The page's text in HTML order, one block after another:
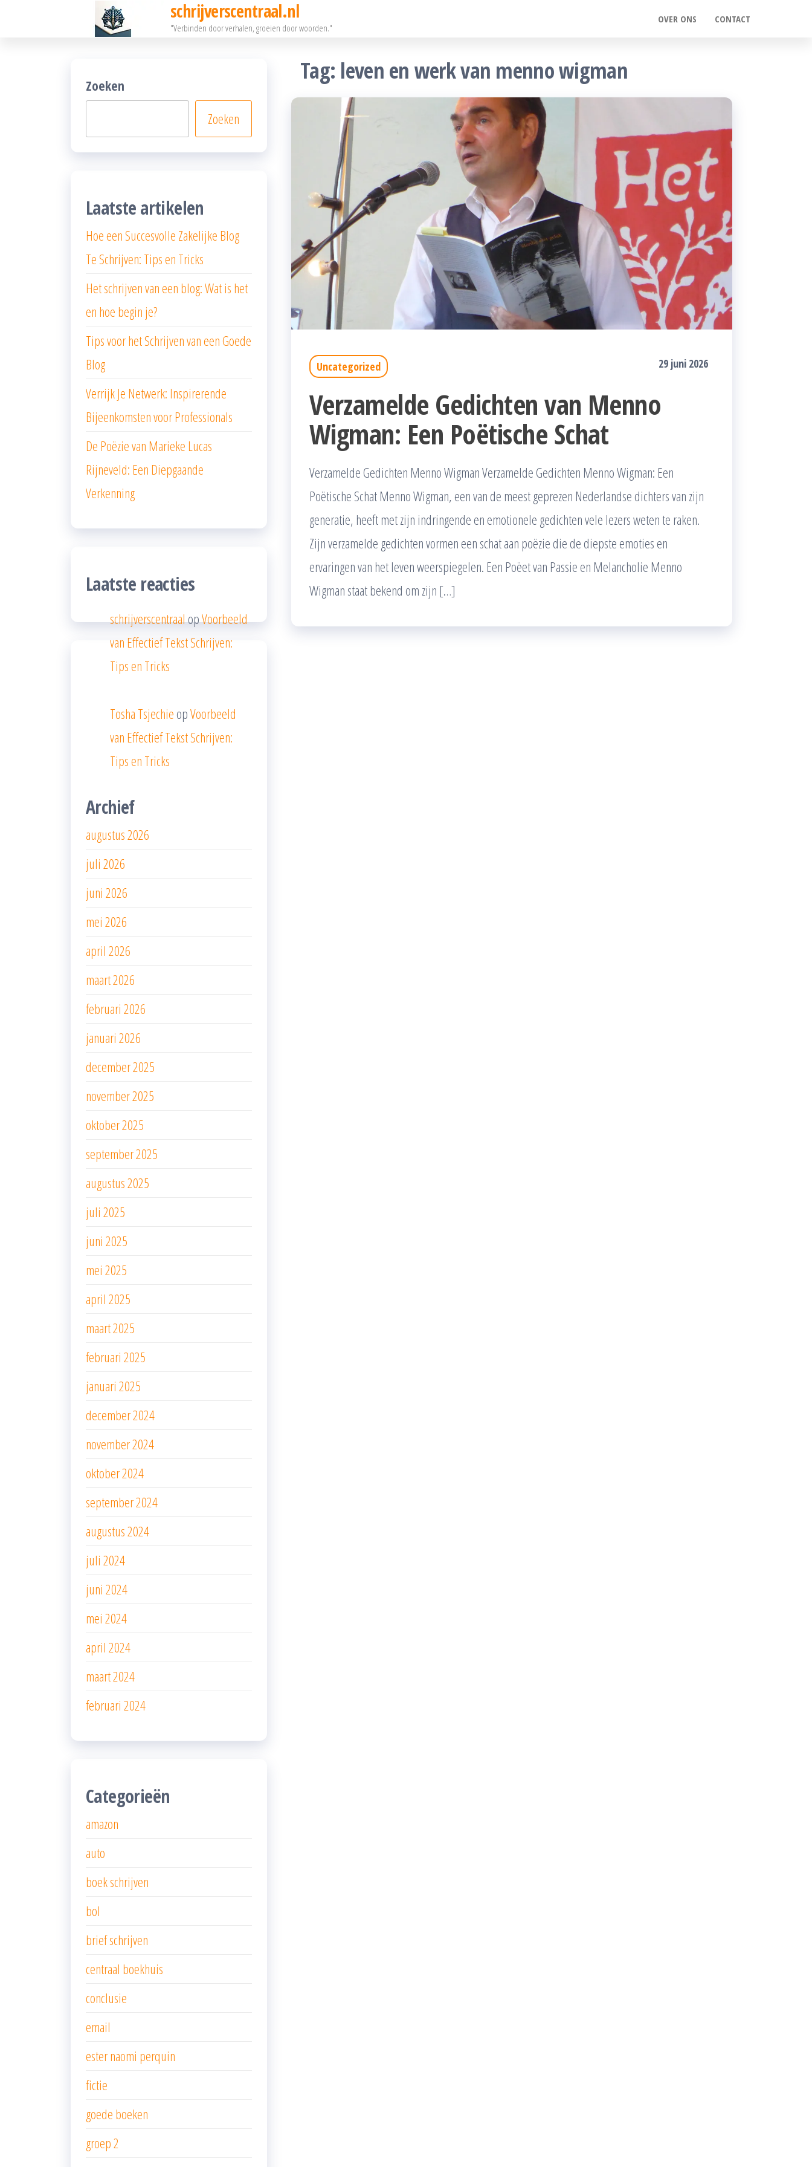
schrijverscentraal.nl
"Verbinden door verhalen, groeien door woorden."
OVER ONS CONTACT
Tag: leven en werk van menno wigman
Uncategorized 29 juni 2026
Verzamelde Gedichten van Menno
Wigman: Een Poëtische Schat
Verzamelde Gedichten Menno Wigman Verzamelde Gedichten Menno Wigman: Een
Poëtische Schat Menno Wigman, een van de meest geprezen Nederlandse dichters van zijn
generatie, heeft met zijn indringende en emotionele gedichten vele lezers weten te raken.
Zijn verzamelde gedichten vormen een schat aan poëzie die de diepste emoties en
ervaringen van het leven weerspiegelen. Een Poëet van Passie en Melancholie Menno
Wigman staat bekend om zijn […]
Zoeken
Zoeken
Laatste artikelen
Hoe een Succesvolle Zakelijke Blog
Te Schrijven: Tips en Tricks
Het schrijven van een blog: Wat is het
en hoe begin je?
Tips voor het Schrijven van een Goede
Blog
Verrijk Je Netwerk: Inspirerende
Bijeenkomsten voor Professionals
De Poëzie van Marieke Lucas
Rijneveld: Een Diepgaande
Verkenning
Laatste reacties
schrijverscentraalopVoorbeeld
van Effectief Tekst Schrijven:
Tips en Tricks
Tosha Tsjechie opVoorbeeld
van Effectief Tekst Schrijven:
Tips en Tricks
Archief
augustus 2026
juli 2026
juni 2026
mei 2026
april 2026
maart 2026
februari 2026
januari 2026
december 2025
november 2025
oktober 2025
september 2025
augustus 2025
juli 2025
juni 2025
mei 2025
april 2025
maart 2025
februari 2025
januari 2025
december 2024
november 2024
oktober 2024
september 2024
augustus 2024
juli 2024
juni 2024
mei 2024
april 2024
maart 2024
februari 2024
Categorieën
amazon
auto
boek schrijven
bol
brief schrijven
centraal boekhuis
conclusie
email
ester naomi perquin
fictie
goede boeken
groep 2